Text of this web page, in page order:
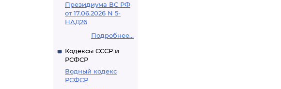
Президиума ВС РФ
от 17.06.2026 N 5-
НАД26
Подробнее...
Кодексы СССР и
РСФСР
Водный кодекс
РСФСР